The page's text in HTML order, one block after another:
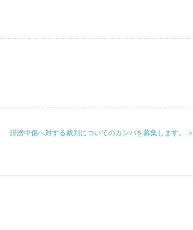
誹謗中傷へ対する裁判についてのカンパを募集します。 ＞